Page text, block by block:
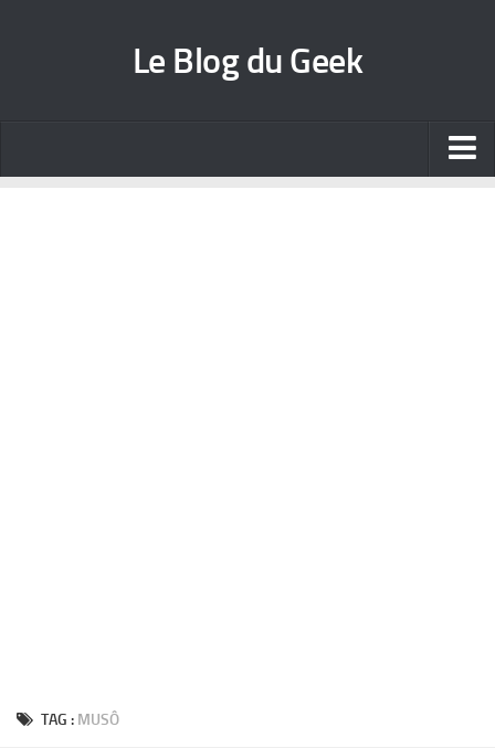
Le Blog du Geek
TAG : MUSÔ